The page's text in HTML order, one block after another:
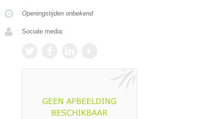
Openingstijden onbekend
Sociale media: